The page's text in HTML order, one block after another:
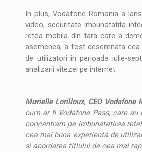
In plus, Vodafone Romania a
video, securitate imbunatatita
retea mobila din tara care a
asemenea, a fost desemnata
de utilizatori in perioada iulie-
analizarii vitezei pe internet.
Murielle Lorilloux, CEO Vodafone
cum ar fi Vodafone Pass, care
concentram pe imbunatatirea
cea mai buna experienta de
si acordarea titlului de cea mai